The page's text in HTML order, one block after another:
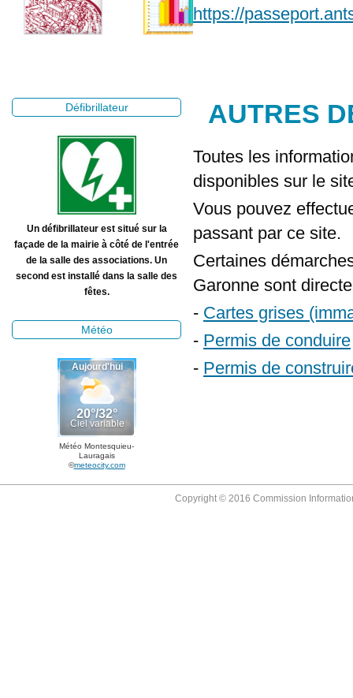
Défibrillateur
Un défibrillateur est situé sur la
façade de la mairie à côté de l'entrée
de la salle des associations. Un
second est installé dans la salle des
fêtes.
Météo
Météo Montesquieu-
Lauragais
©meteocity.com
https://
AUTRES
Toutes les
disponibles sur le
Vous pouvez
passant par ce site.
Certaines
Garonne sont
- Cartes grises
- Permis de conduire
- Permis de
Copyright © 2016 Commission